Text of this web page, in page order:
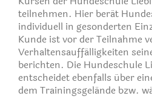
teilnehmen. Hier berät
individuell in gesonderten
Kunde ist vor der Teilnahme
Verhaltensauffälligkeiten
berichten. Die Hundeschule
entscheidet ebenfalls über
dem Trainingsgelände bzw.